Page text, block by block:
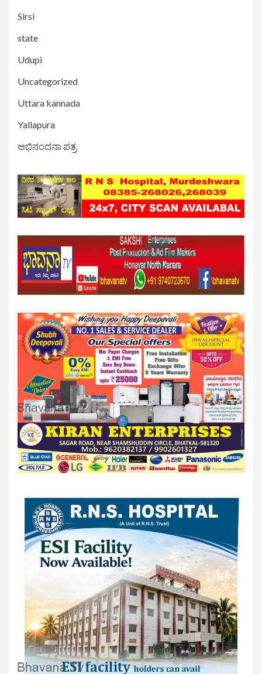
Sirsi
state
Udupi
Uncategorized
Uttara kannada
Yallapura
ಅಭಿನಂದನಾ ಪತ್ರ